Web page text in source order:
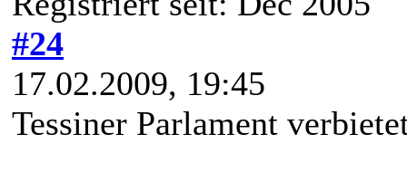
#24
17.02.2009, 19:45
Tessiner Parlament